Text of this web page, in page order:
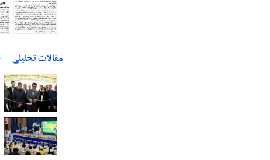
مقالات تحلیلی